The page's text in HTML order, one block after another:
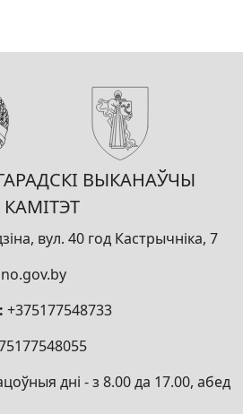
ВЫКАНАЎЧЫ
КАМІТЭТ
вул. 40 год Кастрычніка, 7
+375177548733
дні - з 8.00 да 17.00, абед